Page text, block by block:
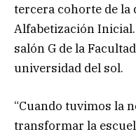
tercera cohorte de la
Alfabetización
salón G de la
universidad del sol.
“Cuando tuvimos la
transformar la